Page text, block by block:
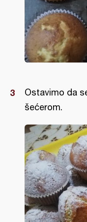
Ostavimo da
šećerom.